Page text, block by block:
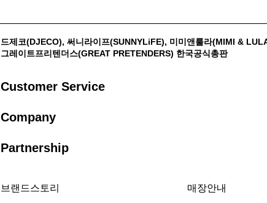
드제코(DJECO),써니라이프(SUNNYLiFE), 미미앤룰라(MIMI &
그레이트프리텐더스(GREAT PRETENDERS) 한국공식총판
Customer Service
Company
Partnership
브랜드스토리 매장안내